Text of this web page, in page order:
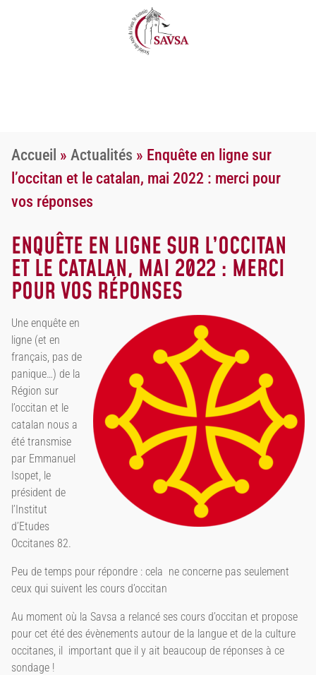
Accueil » Actualités » Enquête en ligne sur
l’occitan et le catalan, mai 2022 : merci pour
vos réponses
ENQUÊTE EN LIGNE SUR L’OCCITAN
ET LE CATALAN, MAI 2022 : MERCI
POUR VOS RÉPONSES
Une enquête en
ligne (et en
français, pas de
panique…) de la
Région sur
l’occitan et le
catalan nous a
été transmise
par Emmanuel
Isopet, le
président de
l’Institut
d’Etudes
Occitanes 82.
Peu de temps pour répondre : cela ne concerne pas seulement
ceux qui suivent les cours d’occitan
Au moment où la Savsa a relancé ses cours d’occitan et propose
pour cet été des évènements autour de la langue et de la culture
occitanes, il important que il y ait beaucoup de réponses à ce
sondage !